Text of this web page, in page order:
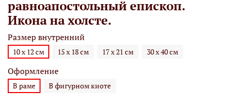
равноапостольный епископ.
Икона на холсте.
Размер внутренний
10 х 12 см 15 х 18 см 17 х 21 см 30 х 40 см
Оформление
В раме В фигурном киоте